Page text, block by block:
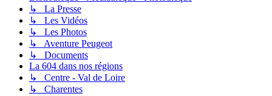
↳ La Presse
↳ Les Vidéos
↳ Les Photos
↳ Aventure Peugeot
↳ Documents
La 604 dans nos régions
↳ Centre - Val de Loire
↳ Charentes